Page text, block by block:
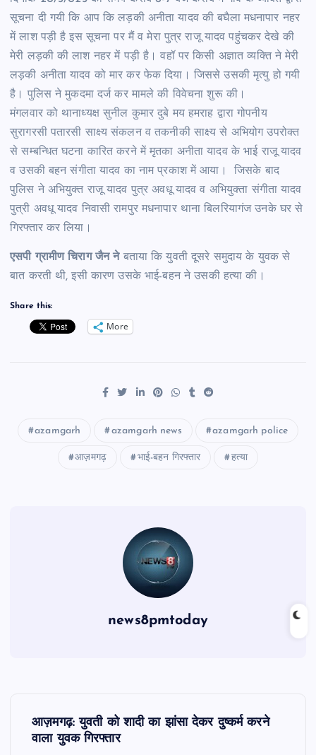
सूचना दी गयी कि आप कि लड़की अनीता यादव की बघैला मधनापार नहर
में लाश पड़ी है इस सूचना पर मैं व मेरा पुत्र राजू यादव पहुंचकर देखे की
मेरी लड़की की लाश नहर में पड़ी है। वहॉ पर किसी अज्ञात व्यक्ति ने मेरी
लड़की अनीता यादव को मार कर फेक दिया। जिससे उसकी मृत्यु हो गयी
है। पुलिस ने मुकदमा दर्ज कर मामले की विवेचना शुरू की।
मंगलवार को थानाध्यक्ष सुनील कुमार दुबे मय हमराह द्वारा गोपनीय
सुरागरसी पतारसी साक्ष्य संकलन व तकनीकी साक्ष्य से अभियोग उपरोक्त
से सम्बन्धित घटना कारित करने में मृतका अनीता यादव के भाई राजू यादव
व उसकी बहन संगीता यादव का नाम प्रकाश में आया। जिसके बाद
पुलिस ने अभियुक्त राजू यादव पुत्र अवधू यादव व अभियुक्ता संगीता यादव
पुत्री अवधू यादव निवासी रामपुर मधनापार थाना बिलरियागंज उनके घर से
गिरफ्तार कर लिया।
एसपी ग्रामीण चिराग जैन नेबताया कि युवती दूसरे समुदाय के युवक से
बात करती थी, इसी कारण उसके भाई-बहन ने उसकी हत्या की।
Share this:
More
azamgarh azamgarh news azamgarh police
आज़मगढ़ भाई-बहन गिरफ्तार हत्या
news8pmtoday
आज़मगढ़: युवती को शादी का झांसा देकर दुष्कर्म करने
वाला युवक गिरफ्तार